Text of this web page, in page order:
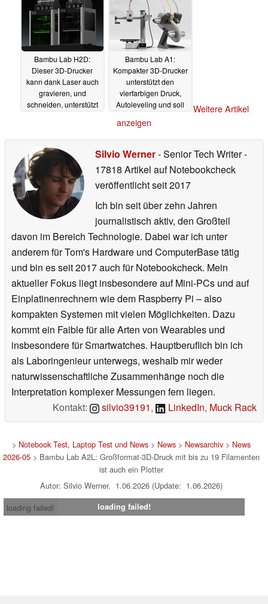
Bambu Lab H2D:
Dieser 3D-Drucker
kann dank Laser auch
gravieren, und
schneiden, unterstützt
Bambu Lab A1:
Kompakter 3D-Drucker
unterstützt den
vierfarbigen Druck,
Autoleveling und soll
drucken21.10.2023
Weitere Artikel
anzeigen
Silvio Werner- Senior Tech Writer-
17818 Artikel auf Notebookcheck
veröffentlichtseit 2017
Ich bin seit über zehn Jahren
journalistisch aktiv, den Großteil
davon im Bereich Technologie. Dabei war ich unter
anderem für Tom's Hardware und ComputerBase tätig
und bin es seit 2017 auch für Notebookcheck. Mein
aktueller Fokus liegt insbesondere auf Mini-PCs und auf
Einplatinenrechnern wie dem Raspberry Pi – also
kompakten Systemen mit vielen Möglichkeiten. Dazu
kommt ein Faible für alle Arten von Wearables und
insbesondere für Smartwatches. Hauptberuflich bin ich
als Laboringenieur unterwegs, weshalb mir weder
naturwissenschaftliche Zusammenhänge noch die
Interpretation komplexer Messungen fern liegen.
Kontakt:
silvio39191, LinkedIn, Muck Rack
> Notebook Test, Laptop Test und News> News> Newsarchiv> News
2026-05> Bambu Lab A2L: Großformat-3D-Druck mit bis zu 19 Filamenten
ist auch ein Plotter
Autor: Silvio Werner, 1.06.2026 (Update: 1.06.2026)
loading failed!
loading failed!